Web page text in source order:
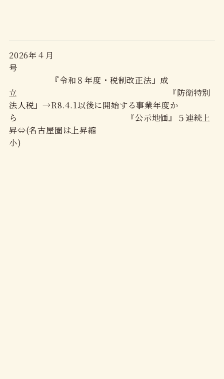
2026年４月
号
『令和８年度・税制改正法』成
立 『防衛特別
法人税』→R8.4.1以後に開始する事業年度か
ら 『公示地価』５連続上
昇⇔(名古屋圏は上昇縮
小)